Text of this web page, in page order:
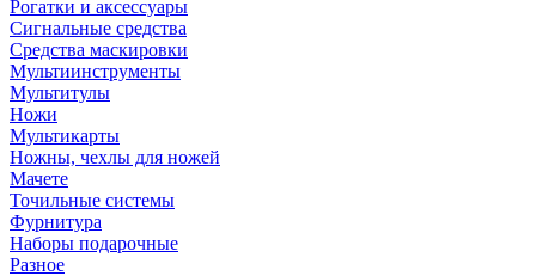
Рогатки и аксессуары
Сигнальные средства
Средства маскировки
Мультиинструменты
Мультитулы
Ножи
Мультикарты
Ножны, чехлы для ножей
Мачете
Точильные системы
Фурнитура
Наборы подарочные
Разное